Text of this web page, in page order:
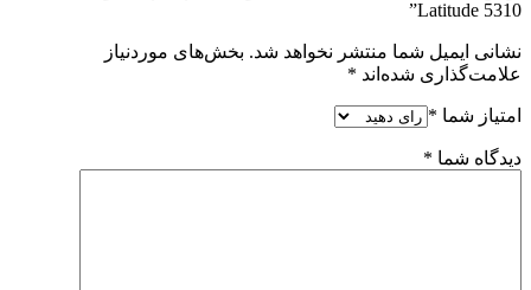
Latitude 5310”
نشانی ایمیل شما منتشر نخواهد شد. بخش‌های موردنیاز
علامت‌گذاری شده‌اند *
امتیاز شما *
دیدگاه شما *